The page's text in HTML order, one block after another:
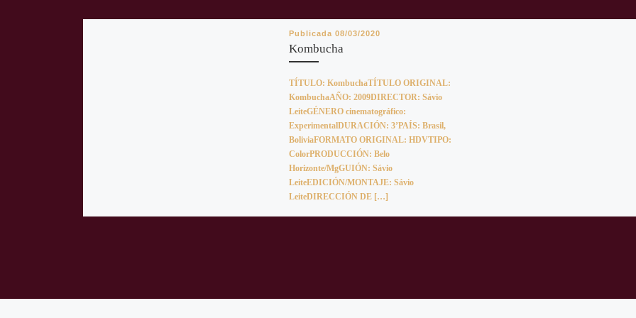
Publicada 08/03/2020
Kombucha
TÍTULO: KombuchaTÍTULO ORIGINAL:
KombuchaAÑO: 2009DIRECTOR: Sávio
LeiteGÉNERO cinematográfico:
ExperimentalDURACIÓN: 3’PAÍS: Brasil,
BoliviaFORMATO ORIGINAL: HDVTIPO:
ColorPRODUCCIÓN: Belo
Horizonte/MgGUIÓN: Sávio
LeiteEDICIÓN/MONTAJE: Sávio
LeiteDIRECCIÓN DE […]